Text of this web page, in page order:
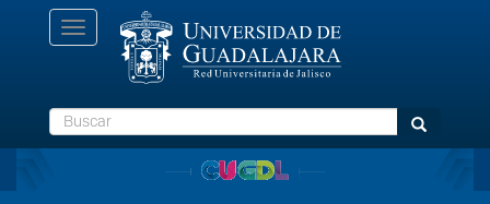
Toggle
navigation
Buscar Buscar